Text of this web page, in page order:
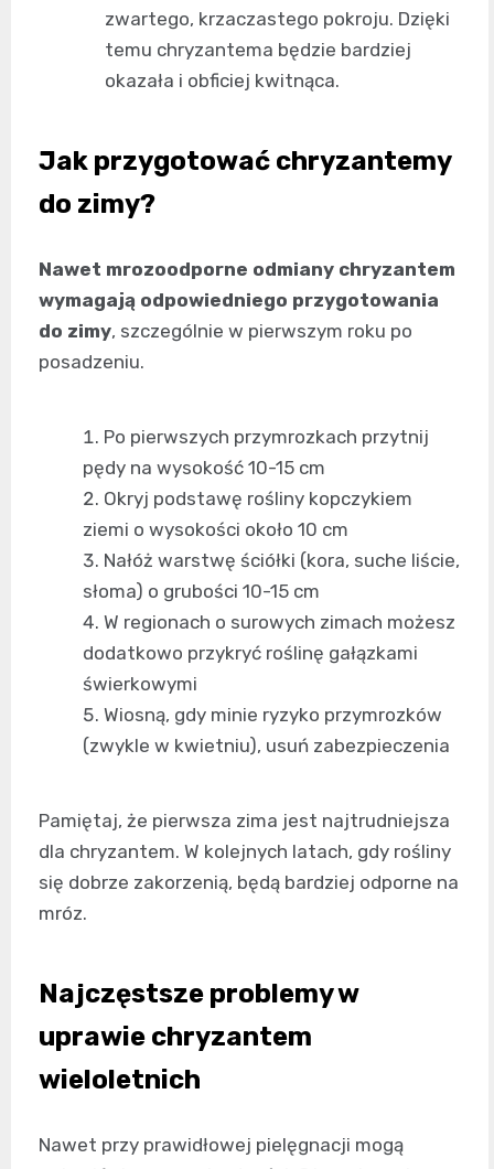
zwartego, krzaczastego pokroju. Dzięki
temu chryzantema będzie bardziej
okazała i obficiej kwitnąca.
Jak przygotować chryzantemy
do zimy?
Nawet mrozoodporne odmiany chryzantem
wymagają odpowiedniego przygotowania
do zimy, szczególnie w pierwszym roku po
posadzeniu.
Po pierwszych przymrozkach przytnij
pędy na wysokość 10-15 cm
Okryj podstawę rośliny kopczykiem
ziemi o wysokości około 10 cm
Nałóż warstwę ściółki (kora, suche liście,
słoma) o grubości 10-15 cm
W regionach o surowych zimach możesz
dodatkowo przykryć roślinę gałązkami
świerkowymi
Wiosną, gdy minie ryzyko przymrozków
(zwykle w kwietniu), usuń zabezpieczenia
Pamiętaj, że pierwsza zima jest najtrudniejsza
dla chryzantem. W kolejnych latach, gdy rośliny
się dobrze zakorzenią, będą bardziej odporne na
mróz.
Najczęstsze problemy w
uprawie chryzantem
wieloletnich
Nawet przy prawidłowej pielęgnacji mogą